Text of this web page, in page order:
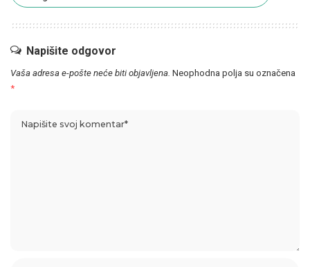
Napišite odgovor
Vaša adresa e-pošte neće biti objavljena. Neophodna polja su označena
*